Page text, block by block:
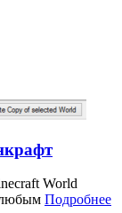
World
любым Подробнее